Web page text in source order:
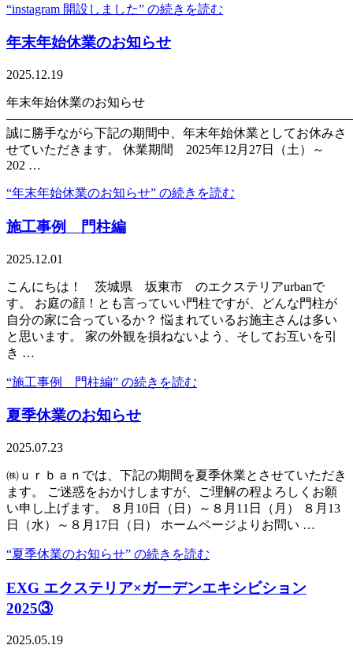
“instagram 開設しました” の続きを読む
年末年始休業のお知らせ
2025.12.19
年末年始休業のお知らせ
誠に勝手ながら下記の期間中、年末年始休業としてお休みさ
せていただきます。 休業期間 2025年12月27日（土）～
202 …
“年末年始休業のお知らせ” の続きを読む
施工事例 門柱編
2025.12.01
こんにちは！ 茨城県 坂東市 のエクステリアurbanで
す。 お庭の顔！とも言っていい門柱ですが、どんな門柱が
自分の家に合っているか？ 悩まれているお施主さんは多い
と思います。 家の外観を損ねないよう、そしてお互いを引
き …
“施工事例 門柱編” の続きを読む
夏季休業のお知らせ
2025.07.23
㈱ｕｒｂａｎでは、下記の期間を夏季休業とさせていただき
ます。 ご迷惑をおかけしますが、ご理解の程よろしくお願
い申し上げます。 ８月10日（日）～８月11日（月） ８月13
日（水）～８月17日（日） ホームページよりお問い …
“夏季休業のお知らせ” の続きを読む
EXG エクステリア×ガーデンエキシビション
2025③
2025.05.19